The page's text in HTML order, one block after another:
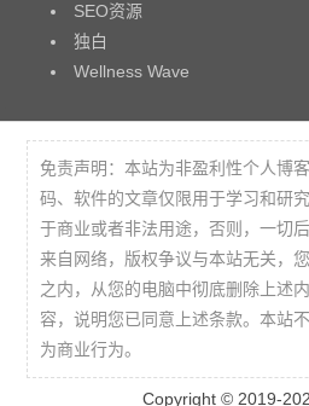
SEO资源
独白
Wellness Wave
免责声明：本站为非盈利性个人博
码、软件的文章仅限用于学习和研
于商业或者非法用途，否则，一切
来自网络，版权争议与本站无关，
之内，从您的电脑中彻底删除上述
容，说明您已同意上述条款。本站
为商业行为。
Copyright © 2019-